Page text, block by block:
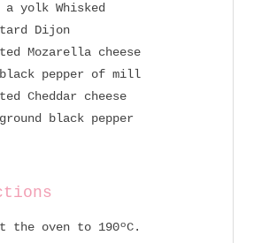
a yolk Whisked
Dijon
Mozarella cheese
pepper of mill
Cheddar cheese
black pepper
the oven to 190ºC.